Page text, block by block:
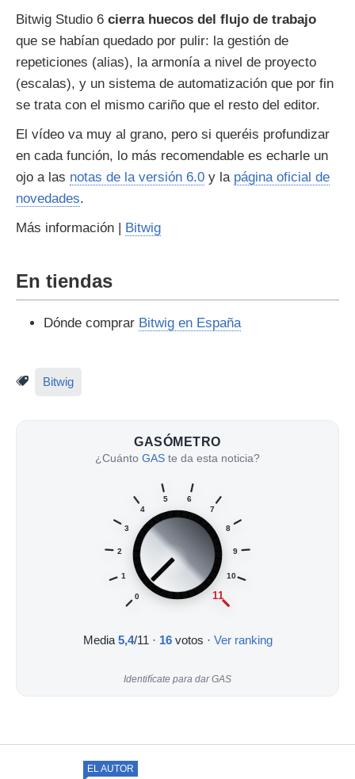
Bitwig Studio 6 cierra huecos del flujo de trabajo
que se habían quedado por pulir: la gestión de
repeticiones (alias), la armonía a nivel de proyecto
(escalas), y un sistema de automatización que por fin
se trata con el mismo cariño que el resto del editor.
El vídeo va muy al grano, pero si queréis profundizar
en cada función, lo más recomendable es echarle un
ojo a las notas de la versión 6.0 y la página oficial de
novedades.
Más información | Bitwig
En tiendas
Dónde comprar Bitwig en España
Bitwig
GASÓMETRO
¿Cuánto GAS te da esta noticia?
0
1
2
3
4
5 6
7
8
9
10
11
Media 5,4/11 · 16 votos · Ver ranking
Identifícate para dar GAS
EL AUTOR